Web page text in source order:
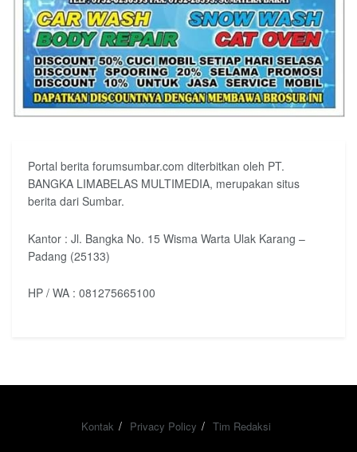
Portal berita forumsumbar.com diterbitkan oleh PT.
BANGKA LIMABELAS MULTIMEDIA, merupakan situs
berita dari Sumbar.
Kantor : Jl. Bangka No. 15 Wisma Warta Ulak Karang –
Padang (25133)
HP / WA : 081275665100
Kontak Privacy Policy Tim Redaksi